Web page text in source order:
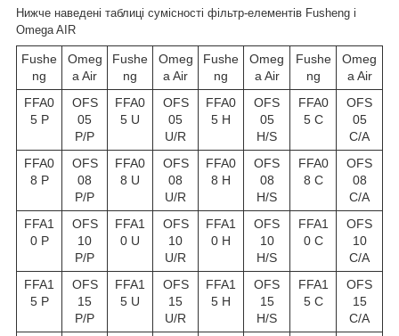
Нижче наведені таблиці сумісності фільтр-елементів Fusheng і
Omega AIR
Fushe
ng
Omeg
a Air
Fushe
ng
Omeg
a Air
Fushe
ng
Omeg
a Air
Fushe
ng
Omeg
a Air
FFA0
5 P
OFS
05
P/P
FFA0
5 U
OFS
05
U/R
FFA0
5 H
OFS
05
H/S
FFA0
5 C
OFS
05
C/A
FFA0
8 P
OFS
08
P/P
FFA0
8 U
OFS
08
U/R
FFA0
8 H
OFS
08
H/S
FFA0
8 C
OFS
08
C/A
FFA1
0 P
OFS
10
P/P
FFA1
0 U
OFS
10
U/R
FFA1
0 H
OFS
10
H/S
FFA1
0 C
OFS
10
C/A
FFA1
5 P
OFS
15
P/P
FFA1
5 U
OFS
15
U/R
FFA1
5 H
OFS
15
H/S
FFA1
5 C
OFS
15
C/A